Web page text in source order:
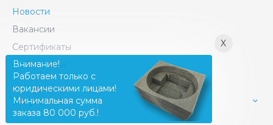
Новости
Вакансии
Сертификаты
Сотрудники
Услуги
X
Внимание!
Работаем только с
юридическими лицами!
Минимальная сумма
заказа 80 000 руб.!